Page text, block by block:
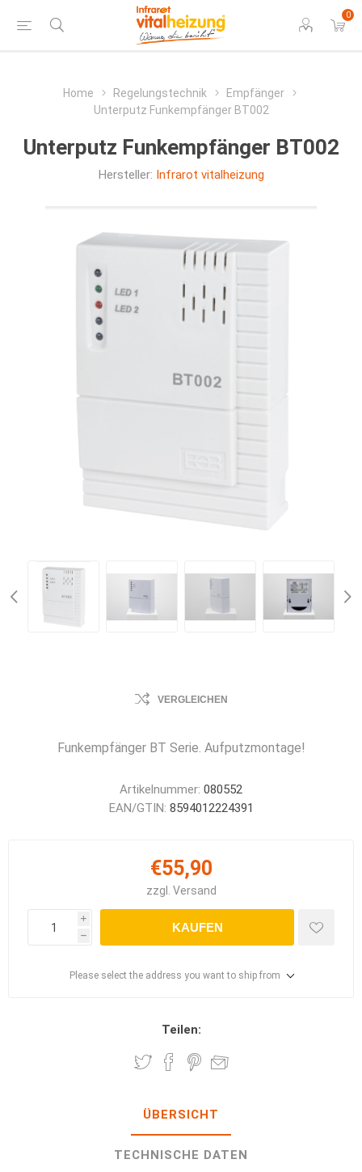
0
Home Regelungstechnik
Empfänger
Unterputz Funkempfänger BT002
Unterputz Funkempfänger BT002
Hersteller: Infrarot vitalheizung
VERGLEICHEN
Funkempfänger BT Serie. Aufputzmontage!
Artikelnummer: 080552
EAN/GTIN: 8594012224391
€55,90
zzgl. Versand
i
h
KAUFEN
Please select the address you want to ship from
Teilen:
ÜBERSICHT
TECHNISCHE DATEN